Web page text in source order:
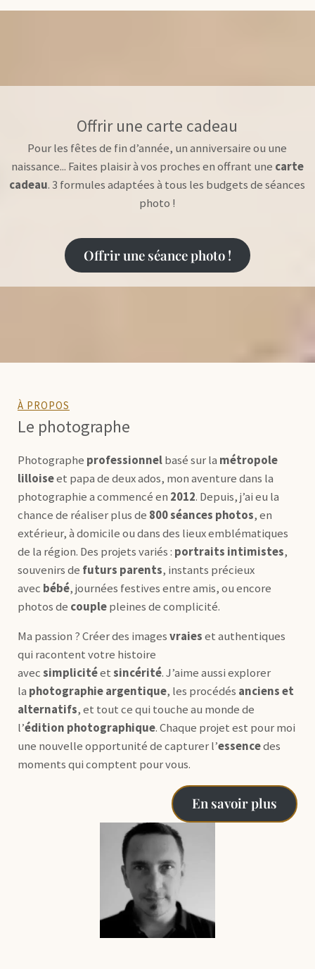
Offrir une carte cadeau
Pour les fêtes de fin d’année, un anniversaire ou une
naissance... Faites plaisir à vos proches en offrant une carte
cadeau. 3 formules adaptées à tous les budgets de séances
photo !
Offrir une séance photo !
À PROPOS
Le photographe
Photographe professionnelbasé sur la métropole
lilloiseet papa de deux ados, mon aventure dans la
photographie a commencé en 2012. Depuis, j’ai eu la
chance de réaliser plus de 800 séances photos, en
extérieur, à domicile ou dans des lieux emblématiques
de la région. Des projets variés : portraits intimistes,
souvenirs de futurs parents, instants précieux
avec bébé, journées festives entre amis, ou encore
photos de couplepleines de complicité.
Ma passion ? Créer des imagesvraieset authentiques
qui racontent votre histoire
avecsimplicitéetsincérité. J’aime aussi explorer
la photographie argentique, les procédés anciens et
alternatifs, et tout ce qui touche au monde de
l’édition photographique. Chaque projet est pour moi
une nouvelle opportunité de capturer l’essencedes
moments qui comptent pour vous.
En savoir plus